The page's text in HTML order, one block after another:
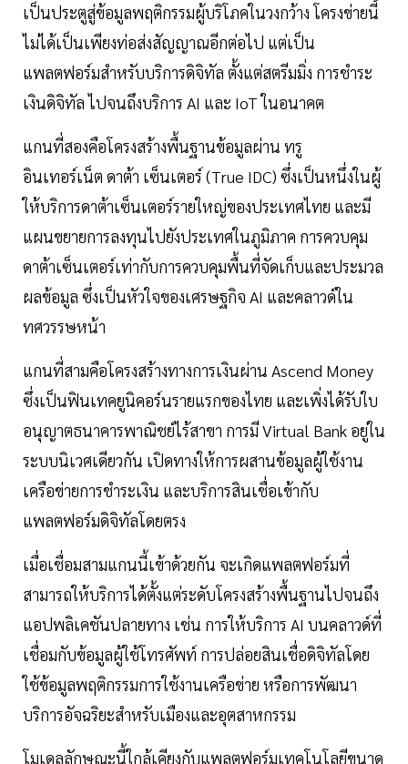
เป็นประตูสู่ข้อมูลพฤติกรรมผู้บริโภคในวงกว้าง โครงข่ายนี้
ไม่ได้เป็นเพียงท่อส่งสัญญาณอีกต่อไป แต่เป็น
แพลตฟอร์มสำหรับบริการดิจิทัล ตั้งแต่สตรีมมิ่ง การชำระ
เงินดิจิทัล ไปจนถึงบริการ AI และ IoT ในอนาคต
แกนที่สองคือโครงสร้างพื้นฐานข้อมูลผ่าน ทรู
อินเทอร์เน็ต ดาต้า เซ็นเตอร์ (True IDC) ซึ่งเป็นหนึ่งในผู้
ให้บริการดาต้าเซ็นเตอร์รายใหญ่ของประเทศไทย และมี
แผนขยายการลงทุนไปยังประเทศในภูมิภาค การควบคุม
ดาต้าเซ็นเตอร์เท่ากับการควบคุมพื้นที่จัดเก็บและประมวล
ผลข้อมูล ซึ่งเป็นหัวใจของเศรษฐกิจ AI และคลาวด์ใน
ทศวรรษหน้า
แกนที่สามคือโครงสร้างทางการเงินผ่าน Ascend Money
ซึ่งเป็นฟินเทคยูนิคอร์นรายแรกของไทย และเพิ่งได้รับใบ
อนุญาตธนาคารพาณิชย์ไร้สาขา การมี Virtual Bank อยู่ใน
ระบบนิเวศเดียวกัน เปิดทางให้การผสานข้อมูลผู้ใช้งาน
เครือข่ายการชำระเงิน และบริการสินเชื่อเข้ากับ
แพลตฟอร์มดิจิทัลโดยตรง
เมื่อเชื่อมสามแกนนี้เข้าด้วยกัน จะเกิดแพลตฟอร์มที่
สามารถให้บริการได้ตั้งแต่ระดับโครงสร้างพื้นฐานไปจนถึง
แอปพลิเคชันปลายทาง เช่น การให้บริการ AI บนคลาวด์ที่
เชื่อมกับข้อมูลผู้ใช้โทรศัพท์ การปล่อยสินเชื่อดิจิทัลโดย
ใช้ข้อมูลพฤติกรรมการใช้งานเครือข่าย หรือการพัฒนา
บริการอัจฉริยะสำหรับเมืองและอุตสาหกรรม
โมเดลลักษณะนี้ใกล้เคียงกับแพลตฟอร์มเทคโนโลยีขนาด